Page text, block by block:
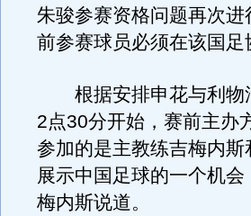
朱骏参赛资格问题再次
前参赛球员必须在该国足
根据安排申花与利物
2点30分开始，赛前主办
参加的是主教练吉梅内
展示中国足球的一个机
梅内斯说道。